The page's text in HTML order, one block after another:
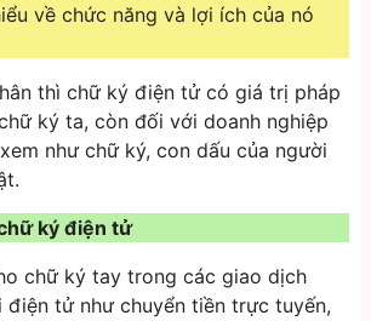
về chức năng và lợi ích của nó
thì chữ ký điện tử có giá trị pháp
ký ta, còn đối với doanh nghiệp
như chữ ký, con dấu của người
ký điện tử
chữ ký tay trong các giao dịch
điện tử như chuyển tiền trực tuyến,